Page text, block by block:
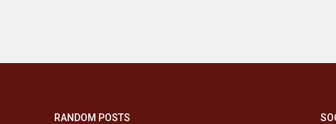
RANDOM POSTS